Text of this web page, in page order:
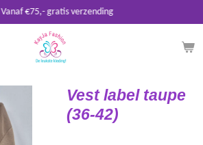
Vanaf €75,- gratis verzending
Vest label taupe
(36-42)